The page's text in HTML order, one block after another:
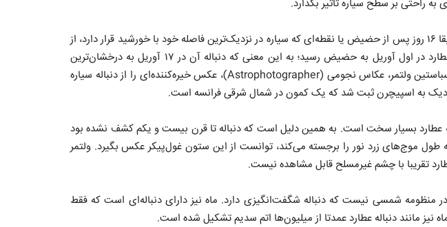
راحتی بر سطح سیاره تاثیر بگذارد.
به دلایل ناشناخته، دنباله عطارد دقیقا ۱۶ روز پس از حضیض یا نقطه‌ای که سیاره در نزدیک‌ترین فاصله خود با خورشید قرار دارد، از
زمین بیشتر قابل مشاهده است. عطارد در اول آوریل به حضیض رسید؛ به این معنی که دنباله آن در ۱۷ آوریل به درخشان‌ترین
حالت خود رسید اما در ۱۲ آوریل، سباستین ولتمر، عکاس نجومی (Astrophotographer)، عکس خیره‌کننده‌ای را از دنباله سیاره
به اسپیچرن ثبت شد که یک کمون در شمال شرقی فرانسه است.
عطارد بسیار سخت است. به همین دلیل است که دنباله تا قرن بیست و یکم کشف نشده بود
طول موج‌های زرد نور را برجسته می‌کند، توانست از این ستون غول‌پیکر عکس بگیرد. ولتمر
تقریبا با چشم غیرمسلح قابل مشاهده نیست.
منظومه شمسی نیست که دنباله شگفت‌انگیزی دارد. ماه نیز دارای دنباله‌ای است که فقط
نیز مانند دنباله عطارد عمدتا از میلیون‌ها اتم سدیم تشکیل شده است.